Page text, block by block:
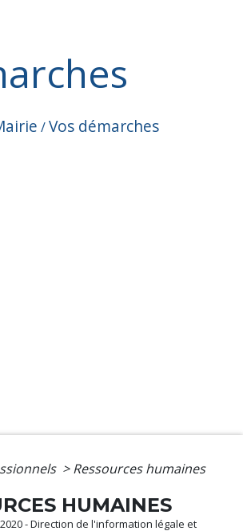
/Vos démarches
> Ressources humaines
HUMAINES
- Direction de l'information légale et